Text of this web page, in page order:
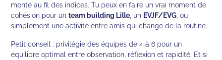
monte au fil des indices. Tu peux en faire un vrai moment de
cohésion pour unteam building Lille , un EVJF/EVG , ou
simplement une activité entre amis qui change de la routine.
Petit conseil : privilégie des équipes de 4 à 6 pour un
équilibre optimal entre observation, réflexion et rapidité. Et si